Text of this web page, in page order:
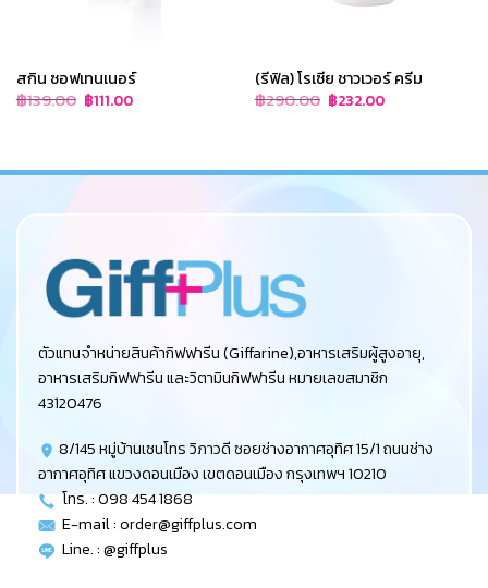
สกิน ซอฟเทนเนอร์
฿139.00 Original
price
฿111.00Current
price
(รีฟิล) โรเซีย ชาวเวอร์ ครีม
฿290.00 Original
price
฿232.00Current
price
ตัวแทนจำหน่ายสินค้ากิฟฟารีน (Giffarine),อาหารเสริมผู้สูงอายุ,
อาหารเสริมกิฟฟารีน และวิตามินกิฟฟารีน หมายเลขสมาชิก
43120476
8/145 หมู่บ้านเซนโทร วิภาวดี ซอยช่างอากาศอุทิศ 15/1 ถนนช่าง
อากาศอุทิศ แขวงดอนเมือง เขตดอนเมือง กรุงเทพฯ 10210
โทร. : 098 454 1868
E-mail :order@giffplus.com
Line. : @giffplus